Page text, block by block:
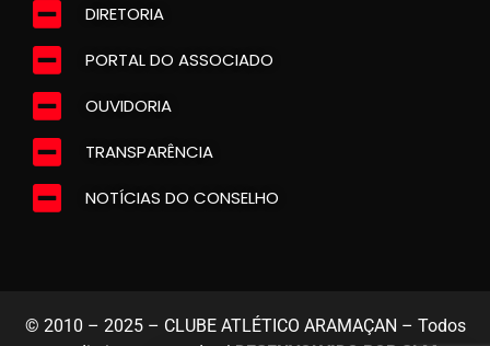
DIRETORIA
PORTAL DO ASSOCIADO
OUVIDORIA
TRANSPARÊNCIA
NOTÍCIAS DO CONSELHO
© 2010 – 2025 – CLUBE ATLÉTICO ARAMAÇAN – Todos